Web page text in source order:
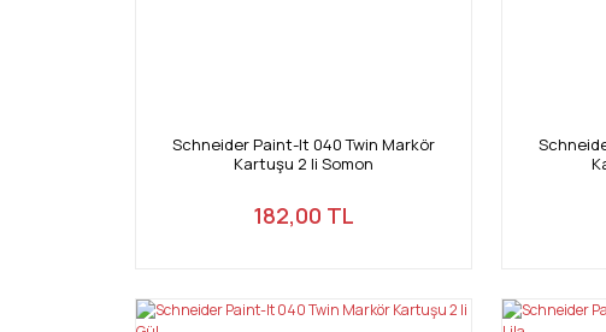
Schneider Paint-It 040 Twin Markör
Kartuşu 2 li Somon
182,00 TL